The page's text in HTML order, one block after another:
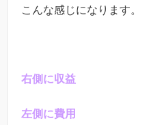
こんな感じになります。
右側に収益
左側に費用